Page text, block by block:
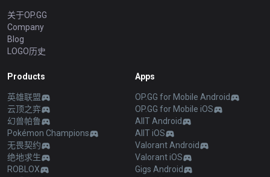
关于OP.GG
Company
Blog
LOGO历史
Products
英雄联盟
云顶之弈
幻兽帕鲁
Pokémon Champions
无畏契约
绝地求生
ROBLOX
Apps
OP.GG for Mobile Android
OP.GG for Mobile iOS
AllT Android
AllT iOS
Valorant Android
Valorant iOS
Gigs Android